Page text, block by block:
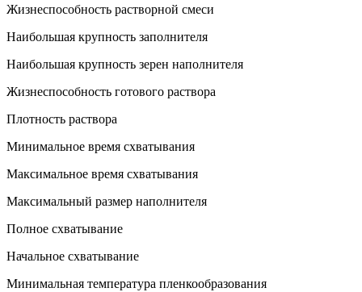
Жизнеспособность растворной смеси
Наибольшая крупность заполнителя
Наибольшая крупность зерен наполнителя
Жизнеспособность готового раствора
Плотность раствора
Минимальное время схватывания
Максимальное время схватывания
Максимальный размер наполнителя
Полное схватывание
Начальное схватывание
Минимальная температура пленкообразования